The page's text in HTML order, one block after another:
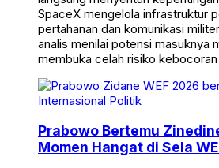
SpaceX mengelola infrastruktur
pertahanan dan komunikasi
analis menilai potensi masuknya
membuka celah risiko
Internasional Politik
Prabowo Bertemu
Momen Hangat di Sela